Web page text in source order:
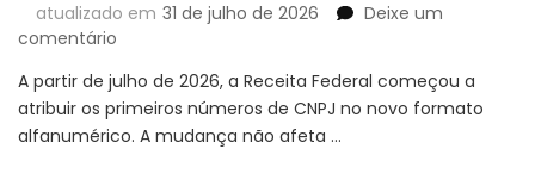
atualizado em 31 de julho de 2026
Deixe um
comentário
Alfanumérico:
o
que
A partir de julho de 2026, a Receita Federal começou a
atribuir os primeiros números de CNPJ no novo formato
alfanumérico. A mudança não afeta …